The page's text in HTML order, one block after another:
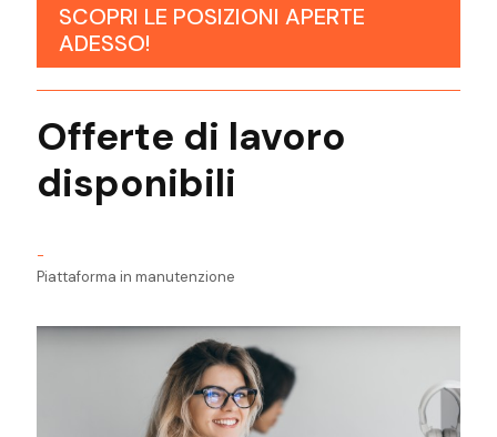
SCOPRI LE POSIZIONI APERTE
ADESSO!
Offerte di lavoro
disponibili
-
Piattaforma in manutenzione